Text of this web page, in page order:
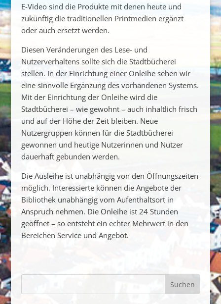
E-Video sind die Produkte mit denen heute und
zukünftig die traditionellen Printmedien ergänzt
oder auch ersetzt werden.
Diesen Veränderungen des Lese- und
Nutzerverhaltens sollte sich die Stadtbücherei
stellen. In der Einrichtung einer Onleihe sehen wir
eine sinnvolle Ergänzung des vorhandenen Systems.
Mit der Einrichtung der Onleihe wird die
Stadtbücherei – wie gewohnt – auch inhaltlich frisch
und auf der Höhe der Zeit bleiben. Neue
Nutzergruppen können für die Stadtbücherei
gewonnen und heutige Nutzerinnen und Nutzer
dauerhaft gebunden werden.
Die Ausleihe ist unabhängig von den Öffnungszeiten
möglich. Interessierte können die Angebote der
Bibliothek unabhängig vom Aufenthaltsort in
Anspruch nehmen. Die Onleihe ist 24 Stunden
geöffnet – so entsteht ein echter Mehrwert in den
Bereichen Service und Angebot.